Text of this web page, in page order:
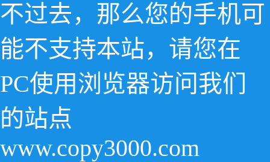
不过去，那么您的手机可
能不支持本站，请您在
PC使用浏览器访问我们
的站点
www.copy3000.com